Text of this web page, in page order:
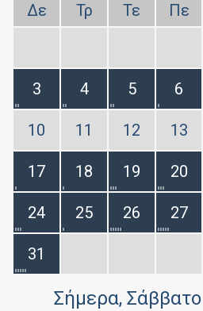
Δε Τρ Τε Πε
3 4 5 6
10 11 12 13
17 18 19 20
24 25 26 27
31
Σήμερα,